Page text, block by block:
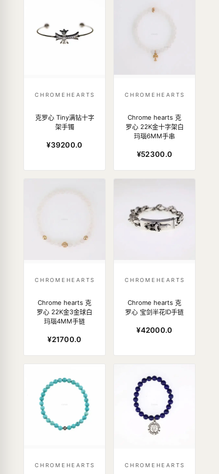
CHROMEHEARTS
克罗心 Tiny满钻十字
架手镯
¥39200.0
CHROMEHEARTS
Chrome hearts 克
罗心 22K金十字架白
玛瑙6MM手串
¥52300.0
CHROMEHEARTS
Chrome hearts 克
罗心 22K金3金球白
玛瑙4MM手链
¥21700.0
CHROMEHEARTS
Chrome hearts 克
罗心 宝剑半花ID手链
¥42000.0
CHROMEHEARTS CHROMEHEARTS